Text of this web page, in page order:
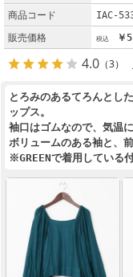
商品コード
IAC-
販売価格
￥
4.0 （3）
とろみのあるてろんとし
ップス。
袖口はゴムなので、気温
ボリュームのある袖と、
※GREENで着用している